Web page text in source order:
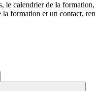
le calendrier de la
la formation et un contact,